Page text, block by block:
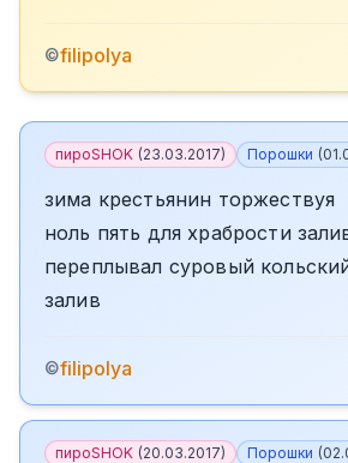
©filipolya
пироSHOK (23.03.2017) Порошки (
зима крестьянин торжествуя
ноль пять для храбрости
переплывал суровый
залив
©filipolya
пироSHOK (20.03.2017) Порошки (